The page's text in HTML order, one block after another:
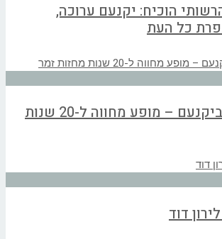
הוכיח: יקנעם ערוכה,
כל העת
קיץ של תרבות ביקנעם – מופע מחווה ל-20 שנות
דוד